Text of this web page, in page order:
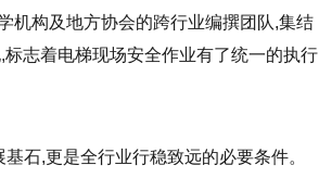
机构及地方协会的跨行业编撰团队,集结
志着电梯现场安全作业有了统一的执行
石,更是全行业行稳致远的必要条件。